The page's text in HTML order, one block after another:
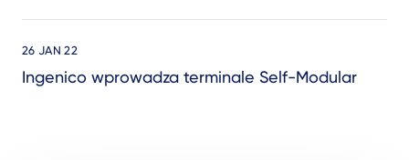
26 JAN 22
Ingenico wprowadza terminale Self-Modular